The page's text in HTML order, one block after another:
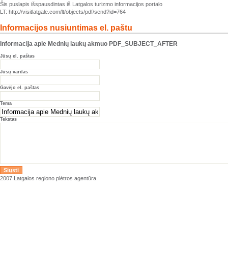
Šis puslapis išspausdintas iš Latgalos turizmo informacijos portalo
LT: http://visitlatgale.com/lt/objects/pdf/send?id=764
Informacijos nusiuntimas el. paštu
Informacija apie Mednių laukų akmuo PDF_SUBJECT_AFTER
Jūsų el. paštas
Jūsų vardas
Gavėjo el. paštas
Tema
Tekstas
2007 Latgalos regiono plėtros agentūra